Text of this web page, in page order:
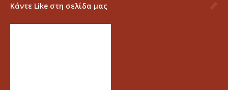
Κάντε Like στη σελίδα μας